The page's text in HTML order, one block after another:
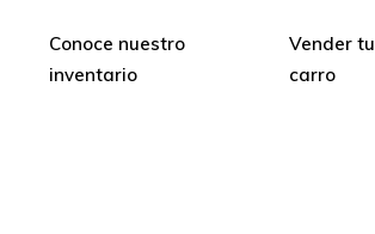
Conoce nuestro
inventario
Vender tu
carro